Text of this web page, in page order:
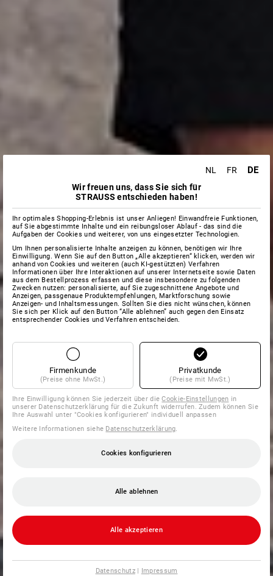
NL FR DE
Wir freuen uns, dass Sie sich für
STRAUSS entschieden haben!
Ihr optimales Shopping-Erlebnis ist unser Anliegen! Einwandfreie Funktionen,
auf Sie abgestimmte Inhalte und ein reibungsloser Ablauf - das sind die
Aufgaben der Cookies und weiterer, von uns eingesetzter Technologien.
Um Ihnen personalisierte Inhalte anzeigen zu können, benötigen wir Ihre
Einwilligung. Wenn Sie auf den Button „Alle akzeptieren“ klicken, werden wir
anhand von Cookies und weiteren (auch KI-gestützten) Verfahren
Informationen über Ihre Interaktionen auf unserer Internetseite sowie Daten
aus dem Bestellprozess erfassen und diese insbesondere zu folgenden
Zwecken nutzen: personalisierte, auf Sie zugeschnittene Angebote und
Anzeigen, passgenaue Produktempfehlungen, Marktforschung sowie
Anzeigen- und Inhaltsmessungen. Sollten Sie dies nicht wünschen, können
Sie sich per Klick auf den Button “Alle ablehnen” auch gegen den Einsatz
entsprechender Cookies und Verfahren entscheiden.
Firmenkunde
(Preise ohne MwSt.)
Privatkunde
(Preise mit MwSt.)
Ihre Einwilligung können Sie jederzeit über dieCookie-Einstellungen in
unserer Datenschutzerklärung für die Zukunft widerrufen. Zudem können Sie
Ihre Auswahl unter "Cookies konfigurieren" individuell anpassen
Weitere Informationen siehe Datenschutzerklärung
Cookies konfigurieren
Alle ablehnen
Alle akzeptieren
Datenschutz| Impressum